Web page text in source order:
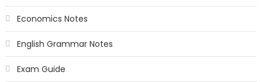
Economics Notes
English Grammar Notes
Exam Guide